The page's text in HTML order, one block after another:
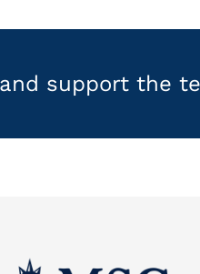
support the